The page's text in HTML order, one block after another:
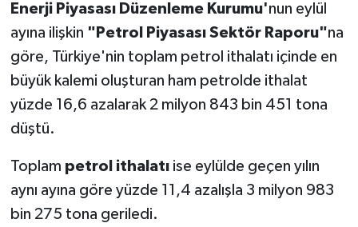
Enerji Piyasası Düzenleme Kurumu'nun eylül
ayına ilişkin "Petrol Piyasası Sektör Raporu"na
göre, Türkiye'nin toplam petrol ithalatı içinde en
büyük kalemi oluşturan ham petrolde ithalat
yüzde 16,6 azalarak 2 milyon 843 bin 451 tona
düştü.
Toplam petrol ithalatıise eylülde geçen yılın
aynı ayına göre yüzde 11,4 azalışla 3 milyon 983
bin 275 tona geriledi.